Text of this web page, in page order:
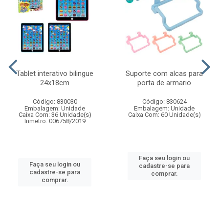
Tablet interativo bilingue
24x18cm
Código: 830030
Embalagem: Unidade
Caixa Com: 36 Unidade(s)
Inmetro: 006758/2019
Faça seu login ou
cadastre-se para
comprar.
Suporte com alcas para
porta de armario
Código: 830624
Embalagem: Unidade
Caixa Com: 60 Unidade(s)
Faça seu login ou
cadastre-se para
comprar.